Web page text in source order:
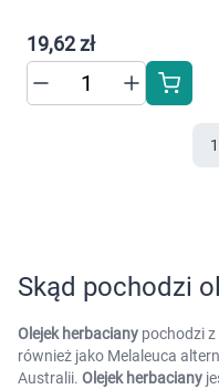
Korzystamy z
cookies poprzez
ustawienia
AKCEPTUJĘ
19,62 zł
1
Skąd pochodzi
Olejek herbaciany pochodzi
również jako Melaleuca
Australii. Olejek herbaciany